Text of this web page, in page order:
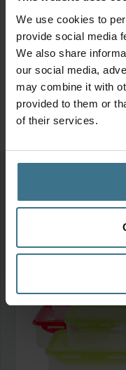
We use cookies to
provide social media
We also share
our social media,
may combine it with
provided to them or
of their services.
buitenmaat:18,1 x
1x 1,9 liter
binnenmaat:18 x 11 x
buitenmaat:20,5 x
1x 1,6 liter
binnenmaat:20,7 x
20,7 x
buitenmaat:23,2 x
Productinformatie
Geschikt voor
Meer van deze